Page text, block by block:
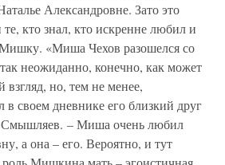
Александровне. Зато это
кто знал, кто искренне любил и
«Миша Чехов разошелся со
неожиданно, конечно, как может
взгляд, но, тем не менее,
в своем дневнике его близкий друг
Смышляев. – Миша очень любил
а она – его. Вероятно, и тут